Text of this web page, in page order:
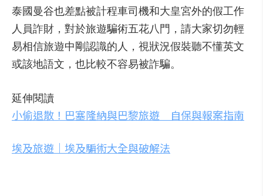
泰國曼谷也差點被計程車司機和大皇宮外的假工作
人員詐財，對於旅遊騙術五花八門，請大家切勿輕
易相信旅遊中剛認識的人，視狀況假裝聽不懂英文
或該地語文，也比較不容易被詐騙。
延伸閱讀
小偷退散！巴塞隆納與巴黎旅遊 自保與報案指南
埃及旅遊｜埃及騙術大全與破解法